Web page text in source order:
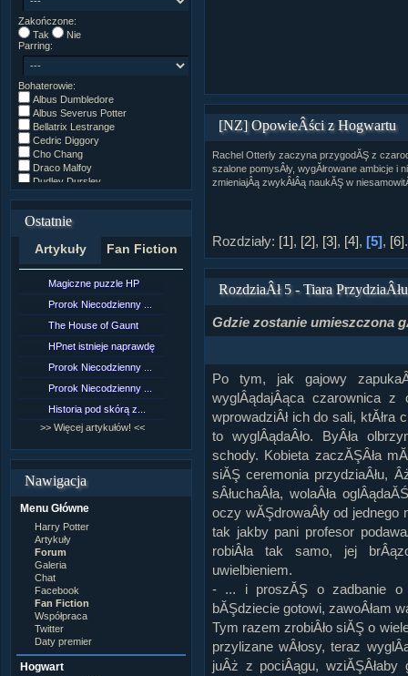
Zakończone:
Tak
Nie
Parring:
Bohaterowie:
Albus Dumbledore
Albus Severus Potter
Bellatrix Lestrange
Cedric Diggory
Cho Chang
Draco Malfoy
Dudley Dursley
Godryk Gryffindor
Helga Hufflepuff
Inne
James Potter
James Syriusz Potter
Lily Evans
Lily Luna Potter
Lord Voldemort
Lucjusz Malfoy
Luna Lovegood
Minerwa MacGonagall
Neville Longbottom
Nimfadora Tonks
Ron Weasley
Rose Weasley
Rowena Ravenclaw
Salazar Slytherin
Scorpius Malfoy
Severus Snape
Syriusz Black
Teddy Lupin
wÂłasna postaĂŚ
Ostatnie
Artykuły Fan Fiction
Magiczne puzzle HP
Prorok Niecodzienny ...
The House of Gaunt
HPnet istnieje naprawdę
Prorok Niecodzienny ...
Prorok Niecodzienny ...
Historia pod skórą z...
>> Więcej artykułów! <<
[NZ]Rozdział 10 cz....
[NZ]Rozdział 9 cz.2...
[NZ]Rozdział 9 cz.1...
[NZ]Rozdział 8 cz.2...
[NZ]Rozdział 8 cz.1...
>> Więcej fan fiction! <<
Nawigacja
Menu Główne
Harry Potter
Artykuły
Forum
Galeria
Chat
Facebook
Fan Fiction
Współpraca
Twitter
Daty premier
Hogwart
[NZ] OpowieÂści z Hogwartu
Rachel Otterly zaczyna przygodĂŞ z
szalone pomysÂły, wygĂłrowane ambicje i
zmieniajÂą zwykÂłÂą naukĂŞ w
Rozdziały: [1], [2], [3], [4], [5], [6].
RozdziaÂł 5 - Tiara
Gdzie zostanie umieszczona
Po tym, jak gajowy
wyglÂądajÂąca czarownica z
wprowadziÂł ich do sali, ktĂłra
to wyglÂądaÂło. ByÂła
schody. Kobieta zaczĂŞÂła
siĂŞ ceremonia przydziaÂłu,
sÂłuchaÂła, wolaÂła
oczy wĂŞdrowaÂły od jednego
tak jakby pani profesor
robiÂła tak samo, jej
uwielbieniem.
- ... i proszĂŞ o zadbanie o
bĂŞdziecie gotowi, zawoÂłam
Tym razem zrobiÂło siĂŞ o
przylizane wÂłosy, teraz
juÂż z pociÂągu,